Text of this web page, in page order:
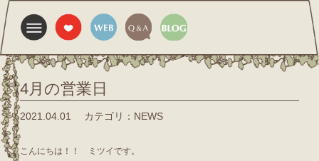
4月の営業日
2021.04.01 カテゴリ：NEWS
こんにちは！！ ミツイです。